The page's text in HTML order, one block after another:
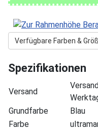
Verfügbare Farben &
Spezifikationen
Versand
Grundfarbe
Blau
Farbe